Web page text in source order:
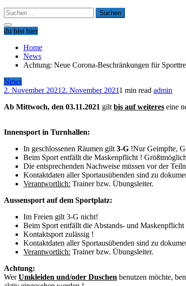
Suchen
nach:
du bist hier
Home
News
Achtung: Neue Corona-Beschränkungen für
News
2. November 2021 2. November 20211 min read admin
Ab Mittwoch, den 03.11.2021 gilt bis auf weiteres eine
Innensport in Turnhallen:
In geschlossenen Räumen gilt 3-G !Nur Geimpfte,
Beim Sport entfällt die Maskenpflicht !
Die entsprechenden Nachweise müssen vor der
Kontaktdaten aller Sportausübenden sind zu
Verantwortlich: Trainer bzw. Übungsleiter.
Aussensport auf dem Sportplatz:
Im Freien gilt 3-G nicht!
Beim Sport entfällt die Abstands- und Maskenpflicht
Kontaktsport zulässig !
Kontaktdaten aller Sportausübenden sind zu
Verantwortlich: Trainer bzw. Übungsleiter.
Achtung:
WerUmkleiden und/oder Duschen benutzen möchte,